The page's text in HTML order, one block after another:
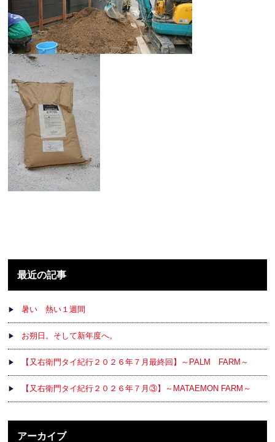
最近の記事
暑い 熱い１週間
お朔日。そして新年度へ。
【又右衛門タイ紀行２０２６年７月最終回】～PALM FARM～
【又右衛門タイ紀行２０２６年７月③】～MATAEMON FARM～
アーカイブ